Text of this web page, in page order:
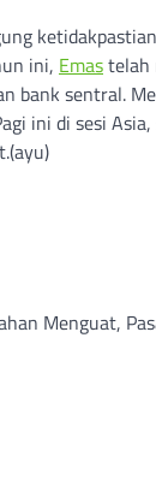
ini, Emastelah
bank sentral.
ini di sesi
Menguat,